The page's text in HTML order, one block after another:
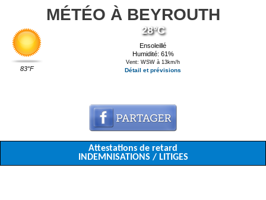
MÉTÉO À BEYROUTH
83°F
28°C
Ensoleillé
Humidité: 61%
Vent: WSW à 13km/h
Détail et prévisions
Attestations de retard
INDEMNISATIONS / LITIGES